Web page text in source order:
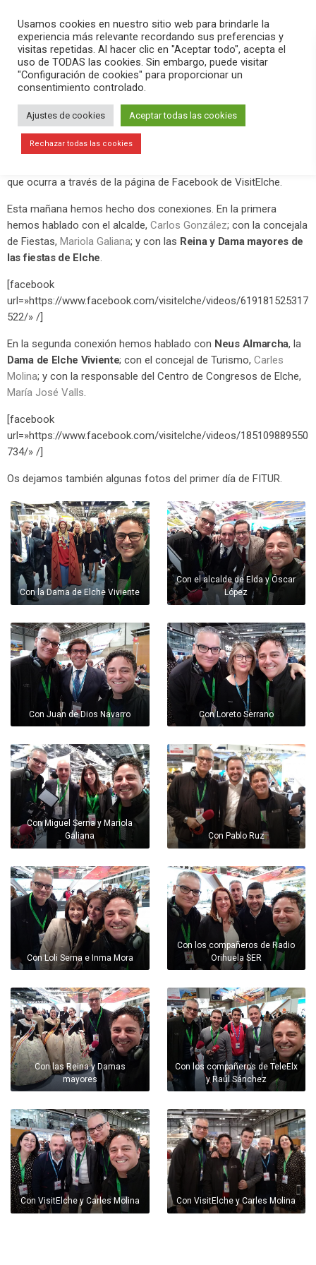
search menu pause PLAY
enero 22, 2020
Elche en FITUR 2020
Este miércoles 22 de enero ha comenzado una nueva edición de
la Feria de Turismo
FITUR
que ocurra a través de la página de Facebook de VisitElche.
Esta mañana hemos hecho dos conexiones. En la primera
hemos hablado con el alcalde, Carlos González; con la concejala
de Fiestas, Mariola Galiana; y con las Reina y Dama mayores de
las fiestas de Elche
[facebook
url=»https://www.facebook.com/visitelche/videos/619181525317
522/» /]
En la segunda conexión hemos hablado con Neus Almarcha, la
Dama de Elche Viviente; con el concejal de Turismo,Carles
Molina; y con la responsable del Centro de Congresos de Elche,
María José Valls
[facebook
url=»https://www.facebook.com/visitelche/videos/185109889550
734/» /]
Os dejamos también algunas fotos del primer día de FITUR.
Con la Dama de Elche Viviente
Con el alcalde de Elda y Óscar
López
Con Juan de Dios Navarro Con Loreto Serrano
Con Miguel Serna y Mariola
Galiana
Con Pablo Ruz
Con Loli Serna e Inma Mora
Con los compañeros de Radio
Orihuela SER
Con las Reina y Damas
mayores
Con los compañeros de TeleElx
y Raúl Sánchez
Con VisitElche y Carles Molina Con VisitElche y Carles Molina
Usamos cookies en nuestro sitio web para brindarle la
experiencia más relevante recordando sus preferencias y
visitas repetidas. Al hacer clic en "Aceptar todo", acepta el
uso de TODAS las cookies. Sin embargo, puede visitar
"Configuración de cookies" para proporcionar un
consentimiento controlado.
Ajustes de cookies Aceptar todas las cookies
Rechazar todas las cookies